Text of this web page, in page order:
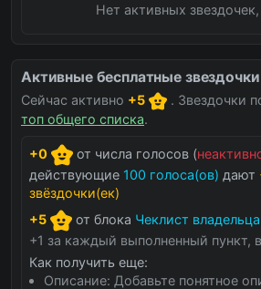
Нет активных звездочек,
Активные бесплатные звездочки
Сейчас активно +5
. Звездочки
топ общего списка.
+0 от числа голосов (
действующие 100 голоса(ов) дают
звёздочки(ек)
+5
от блока Чеклист владельца
+1 за каждый выполненный пункт,
Как получить еще:
Описание: Добавьте понятное